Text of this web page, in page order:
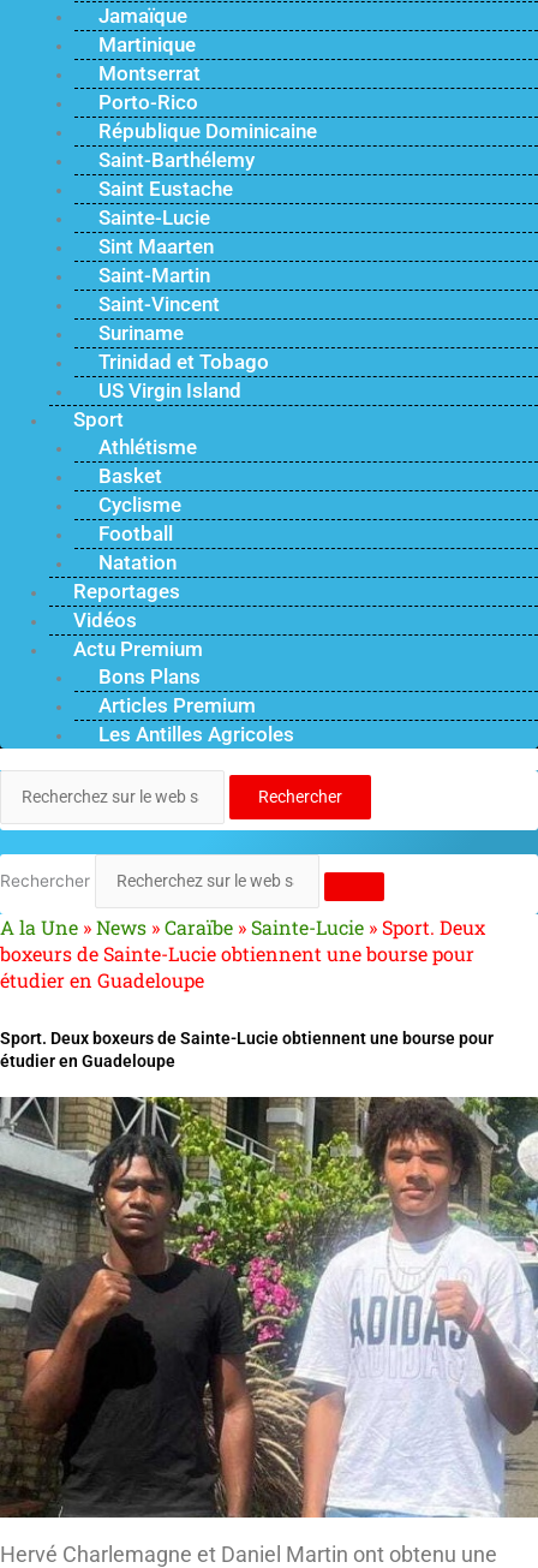
Jamaïque
Martinique
Montserrat
Porto-Rico
République Dominicaine
Saint-Barthélemy
Saint Eustache
Sainte-Lucie
Sint Maarten
Saint-Martin
Saint-Vincent
Suriname
Trinidad et Tobago
US Virgin Island
Sport
Athlétisme
Basket
Cyclisme
Football
Natation
Reportages
Vidéos
Actu Premium
Bons Plans
Articles Premium
Les Antilles Agricoles
Rechercher
Rechercher
A la Une »News »Caraïbe »Sainte-Lucie »Sport. Deux
boxeurs de Sainte-Lucie obtiennent une bourse pour
étudier en Guadeloupe
Sport. Deux boxeurs de Sainte-Lucie obtiennent une bourse pour
étudier en Guadeloupe
Hervé Charlemagne et Daniel Martin ont obtenu une